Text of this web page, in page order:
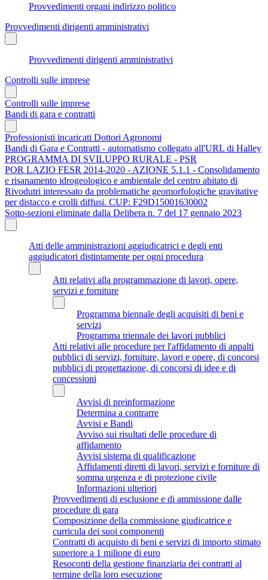
Provvedimenti organi indirizzo politico
Provvedimenti dirigenti amministrativi
Provvedimenti dirigenti amministrativi
Controlli sulle imprese
Controlli sulle imprese
Bandi di gara e contratti
Professionisti incaricati Dottori Agronomi
Bandi di Gara e Contratti - automatismo collegato all'URL di Halley
PROGRAMMA DI SVILUPPO RURALE - PSR
POR LAZIO FESR 2014-2020 - AZIONE 5.1.1 - Consolidamento
e risanamento idrogeologico e ambientale del centro abitato di
Rivodutri interessato da problematiche geomorfologiche gravitative
per distacco e crolli diffusi. CUP: F29D15001630002
Sotto-sezioni eliminate dalla Delibera n. 7 del 17 gennaio 2023
Atti delle amministrazioni aggiudicatrici e degli enti
aggiudicatori distintamente per ogni procedura
Atti relativi alla programmazione di lavori, opere,
servizi e forniture
Programma biennale degli acquisiti di beni e
servizi
Programma triennale dei lavori pubblici
Atti relativi alle procedure per l'affidamento di appalti
pubblici di servizi, forniture, lavori e opere, di concorsi
pubblici di progettazione, di concorsi di idee e di
concessioni
Avvisi di preinformazione
Determina a contrarre
Avvisi e Bandi
Avviso sui risultati delle procedure di
affidamento
Avvisi sistema di qualificazione
Affidamenti diretti di lavori, servizi e forniture di
somma urgenza e di protezione civile
Informazioni ulteriori
Provvedimenti di esclusione e di ammissione dalle
procedure di gara
Composizione della commissione giudicatrice e
curricula dei suoi componenti
Contratti di acquisto di beni e servizi di importo stimato
superiore a 1 milione di euro
Resoconti della gestione finanziaria dei contratti al
termine della loro esecuzione